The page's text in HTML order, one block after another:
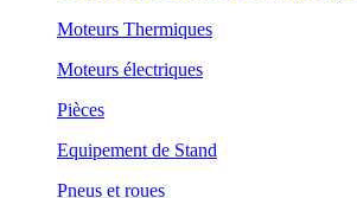
Moteurs Thermiques
Moteurs électriques
Pièces
Equipement de Stand
Pneus et roues